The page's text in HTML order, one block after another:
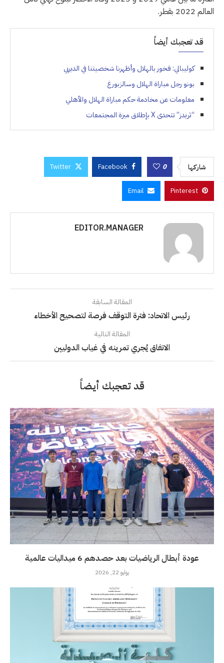
العالم 2022 بقطر.
قد تعجبك أيضاً
كوليبالي: فخور بالهلال وأظهرنا شخصيتنا في الديربي
بونو رجل مباراة الهلال وسالزبورغ
معلومات عن مخادمة حكم مباراة الهلال والأهلي
“ثريدز” تتحدى X بإطلاق ميزة المجتمعات
شاركها 0
Facebook
Twitter
Pinterest
Email
EDITOR.MANAGER
المقالة السابقة
رئيس الاتحاد: فترة التوقف فرصة لتصحيح الأخطاء
المقالة التالية
الاتفاق يُجري تمرينه في غياب الدوليين
قد تعجبك أيضاً
عودة أبطال الرياضيات بعد حصدهم 6 ميداليات عالمية
يوليو 22, 2026